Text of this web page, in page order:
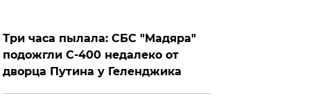
Три часа пылала: СБС "Мадяра"
подожгли С-400 недалеко от
дворца Путина у Геленджика